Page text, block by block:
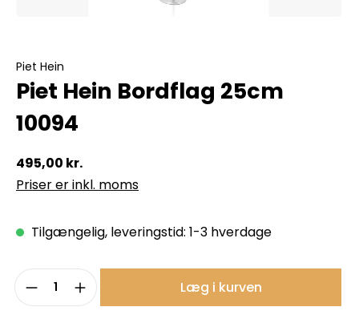
Piet Hein
Piet Hein Bordflag 25cm
10094
495,00 kr.
Priser er inkl. moms
Tilgængelig, leveringstid: 1-3 hverdage
Produktmængde: Indtast det
Læg i kurven